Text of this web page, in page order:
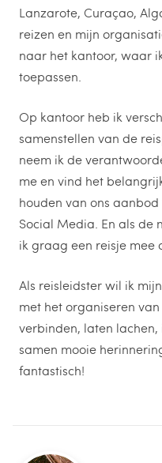
Lanzarote, Curaçao,
reizen en mijn
naar het kantoor, waar
toepassen.
Op kantoor heb ik
samenstellen van de
neem ik de
me en vind het
houden van ons
Social Media. En als de
ik graag een reisje mee
Als reisleidster wil ik
met het organiseren
verbinden, laten
samen mooie
fantastisch!